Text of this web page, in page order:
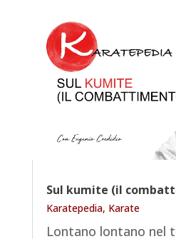
Sul kumite (il
Karatepedia, Karate
Lontano lontano nel